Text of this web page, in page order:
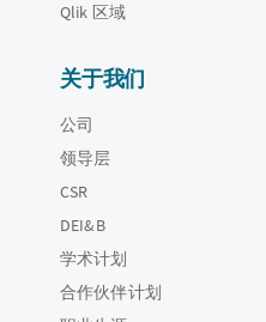
Qlik 区域
关于我们
公司
领导层
CSR
DEI&B
学术计划
合作伙伴计划